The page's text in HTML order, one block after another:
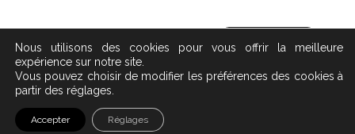
Prendre RDV
Copyright 2019 - 2023 © Clinic Renaissance -
Nous utilisons des cookies pour vous offrir la meilleure
expérience sur notre site.
Vous pouvez choisir de modifier les préférences des cookies à
partir des réglages.
Accepter Réglages